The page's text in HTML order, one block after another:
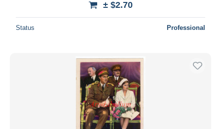
± $2.70
Status Professional